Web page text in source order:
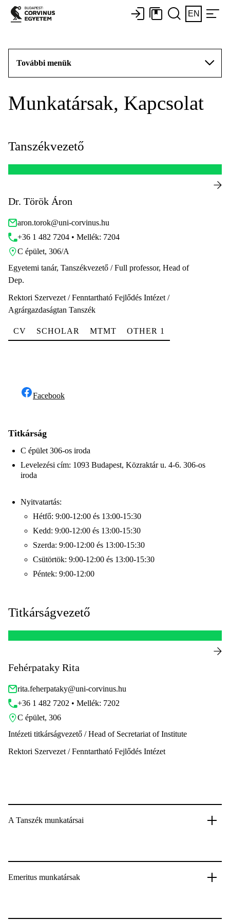
EN
További menük
Munkatársak, Kapcsolat
Tanszékvezető
Dr. Török Áron
aron.torok@uni-corvinus.hu
+36 1 482 7204 • Mellék: 7204
C épület, 306/A
Egyetemi tanár, Tanszékvezető / Full professor, Head of
Dep.
Rektori Szervezet / Fenntartható Fejlődés Intézet /
Agrárgazdaságtan Tanszék
CV SCHOLAR MTMT OTHER 1
Facebook
Titkárság
C épület 306-os iroda
Levelezési cím: 1093 Budapest, Közraktár u. 4-6. 306-os
iroda
Nyitvatartás:
Hétfő: 9:00-12:00 és 13:00-15:30
Kedd: 9:00-12:00 és 13:00-15:30
Szerda: 9:00-12:00 és 13:00-15:30
Csütörtök: 9:00-12:00 és 13:00-15:30
Péntek: 9:00-12:00
Titkárságvezető
Fehérpataky Rita
rita.feherpataky@uni-corvinus.hu
+36 1 482 7202 • Mellék: 7202
C épület, 306
Intézeti titkárságvezető / Head of Secretariat of Institute
Rektori Szervezet / Fenntartható Fejlődés Intézet
A Tanszék munkatársai
Emeritus munkatársak